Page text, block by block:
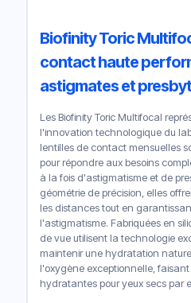
Biofinity Toric
contact haute
astigmates et
Les Biofinity Toric Multifocal
l'innovation technologique du
lentilles de contact mensuelles
pour répondre aux besoins
à la fois d'astigmatisme et de
géométrie de précision, elles
les distances tout en
l'astigmatisme. Fabriquées en
de vue utilisent la technologie
maintenir une hydratation
l'oxygène exceptionnelle,
hydratantes pour yeux secs par